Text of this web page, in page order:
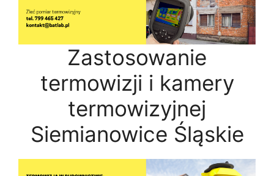
Zastosowanie
termowizji i kamery
termowizyjnej
Siemianowice Śląskie